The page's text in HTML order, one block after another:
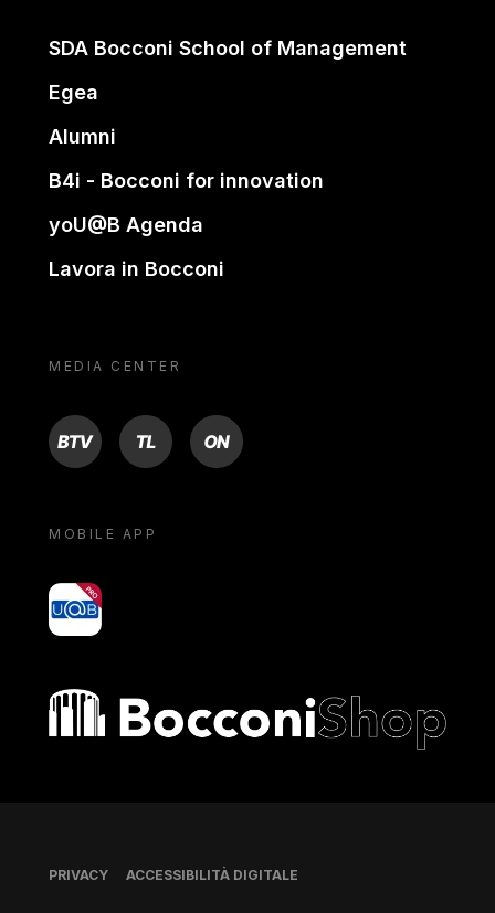
SDA Bocconi School of Management
Egea
Alumni
B4i - Bocconi for innovation
yoU@B Agenda
Lavora in Bocconi
MEDIA CENTER
BTV TL ON
MOBILE APP
yoU@B
Bocconi shop
Piè di pagina
PRIVACY ACCESSIBILITÀ DIGITALE